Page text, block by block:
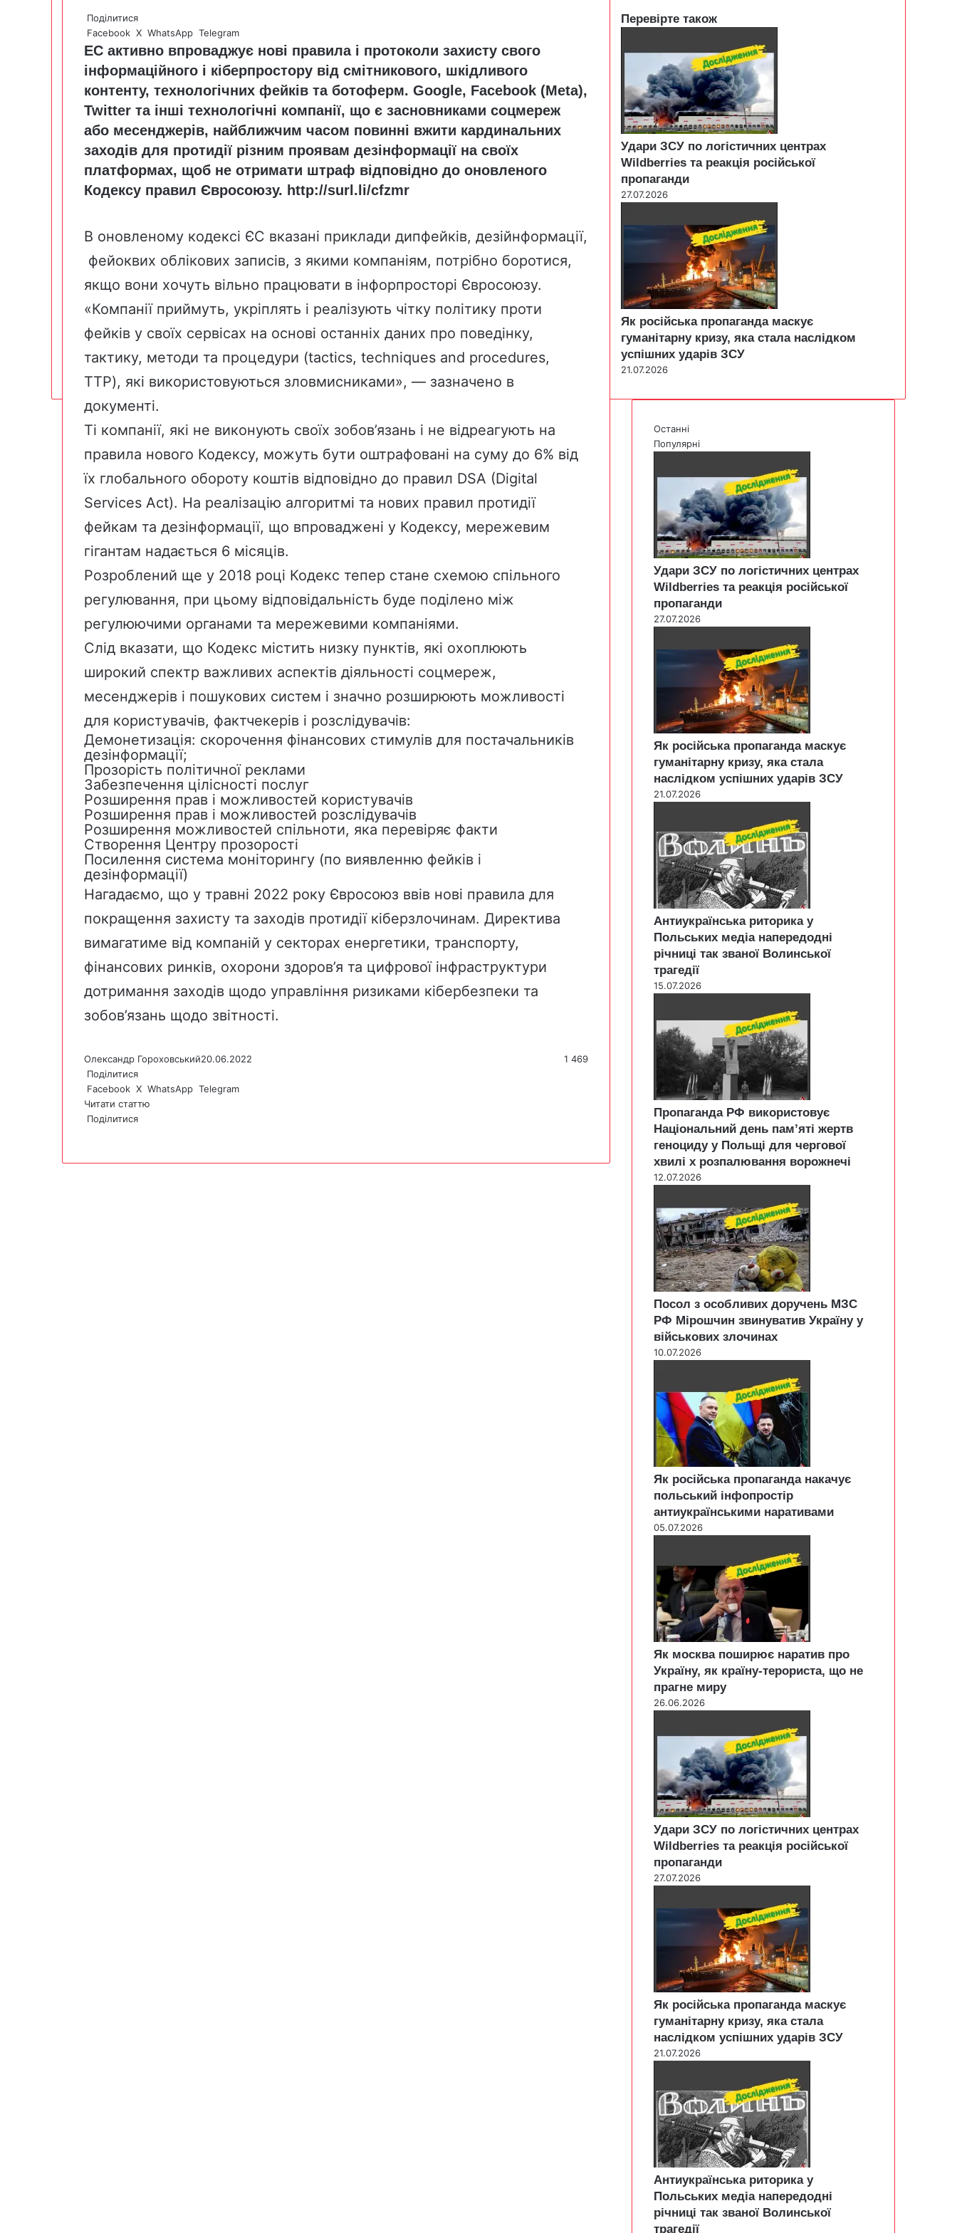
Поділитися
Facebook X WhatsApp Telegram
ЕС активно впроваджує нові правила і протоколи захисту свого
інформаційного і кіберпростору від смітникового, шкідливого
контенту, технологічних фейків та ботоферм. Google, Facebook (Meta),
Twitter та інші технологічні компанії, що є засновниками соцмереж
або месенджерів, найближчим часом повинні вжити кардинальних
заходів для протидії різним проявам дезінформації на своїх
платформах, щоб не отримати штраф відповідно до оновленого
Кодексу правил Євросоюзу. http://surl.li/cfzmr
В оновленому кодексі ЄС вказані приклади дипфейків, дезійнформації,
фейоквих облікових записів, з якими компаніям, потрібно боротися,
якщо вони хочуть вільно працювати в інфорпросторі Євросоюзу.
«Компанії приймуть, укріплять і реалізують чітку політику проти
фейків у своїх сервісах на основі останніх даних про поведінку,
тактику, методи та процедури (tactics, techniques and procedures,
TTP), які використовуються зловмисниками», — зазначено в
документі.
Ті компанії, які не виконують своїх зобов’язань і не відреагують на
правила нового Кодексу, можуть бути оштрафовані на суму до 6% від
їх глобального обороту коштів відповідно до правил DSA (Digital
Services Act). На реалізацію алгоритмі та нових правил протидії
фейкам та дезінформації, що впроваджені у Кодексу, мережевим
гігантам надається 6 місяців.
Розроблений ще у 2018 році Кодекс тепер стане схемою спільного
регулювання, при цьому відповідальність буде поділено між
регулюючими органами та мережевими компаніями.
Слід вказати, що Кодекс містить низку пунктів, які охоплюють
широкий спектр важливих аспектів діяльності соцмереж,
месенджерів і пошукових систем і значно розширюють можливості
для користувачів, фактчекерів і розслідувачів:
Демонетизація: скорочення фінансових стимулів для постачальників
дезінформації;
Прозорість політичної реклами
Забезпечення цілісності послуг
Розширення прав і можливостей користувачів
Розширення прав і можливостей розслідувачів
Розширення можливостей спільноти, яка перевіряє факти
Створення Центру прозорості
Посилення система моніторингу (по виявленню фейків і
дезінформації)
Нагадаємо, що у травні 2022 року Євросоюз ввів нові правила для
покращення захисту та заходів протидії кіберзлочинам. Директива
вимагатиме від компаній у секторах енергетики, транспорту,
фінансових ринків, охорони здоров’я та цифрової інфраструктури
дотримання заходів щодо управління ризиками кібербезпеки та
зобов’язань щодо звітності.
Олександр Гороховський20.06.2022
1 469
Поділитися
Facebook X WhatsApp Telegram
Читати статтю
Поділитися
calb
i
Перевірте також
Удари ЗСУ по логістичних центрах
Wildberries та реакція російської
пропаганди
27.07.2026
Як російська пропаганда маскує
гуманітарну кризу, яка стала наслідком
успішних ударів ЗСУ
21.07.2026
Останні
Популярні
Удари ЗСУ по логістичних центрах
Wildberries та реакція російської
пропаганди
27.07.2026
Як російська пропаганда маскує
гуманітарну кризу, яка стала
наслідком успішних ударів ЗСУ
21.07.2026
Антиукраїнська риторика у
Польських медіа напередодні
річниці так званої Волинської
трагедії
15.07.2026
Пропаганда РФ використовує
Національний день пам’яті жертв
геноциду у Польщі для чергової
хвилі х розпалювання ворожнечі
12.07.2026
Посол з особливих доручень МЗС
РФ Мірошчин звинуватив Україну у
військових злочинах
10.07.2026
Як російська пропаганда накачує
польський інфопростір
антиукраїнськими наративами
05.07.2026
Як москва поширює наратив про
Україну, як країну-терориста, що не
прагне миру
26.06.2026
Удари ЗСУ по логістичних центрах
Wildberries та реакція російської
пропаганди
27.07.2026
Як російська пропаганда маскує
гуманітарну кризу, яка стала
наслідком успішних ударів ЗСУ
21.07.2026
Антиукраїнська риторика у
Польських медіа напередодні
річниці так званої Волинської
трагедії